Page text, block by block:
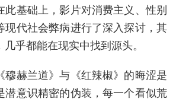
此基础上，影片对消费主义、性别
现代社会弊病进行了深入探讨，其
乎都能在现实中找到源头。
穆赫兰道》与《红辣椒》的晦涩是
潜意识精密的伪装，每一个看似荒